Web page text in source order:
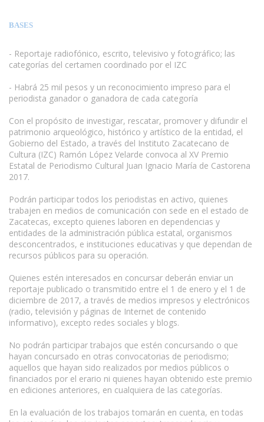
BASES
- Reportaje radiofónico, escrito, televisivo y fotográfico; las
categorías del certamen coordinado por el IZC
- Habrá 25 mil pesos y un reconocimiento impreso para el
periodista ganador o ganadora de cada categoría
Con el propósito de investigar, rescatar, promover y difundir el
patrimonio arqueológico, histórico y artístico de la entidad, el
Gobierno del Estado, a través del Instituto Zacatecano de
Cultura (IZC) Ramón López Velarde convoca al XV Premio
Estatal de Periodismo Cultural Juan Ignacio María de Castorena
2017.
Podrán participar todos los periodistas en activo, quienes
trabajen en medios de comunicación con sede en el estado de
Zacatecas, excepto quienes laboren en dependencias y
entidades de la administración pública estatal, organismos
desconcentrados, e instituciones educativas y que dependan de
recursos públicos para su operación.
Quienes estén interesados en concursar deberán enviar un
reportaje publicado o transmitido entre el 1 de enero y el 1 de
diciembre de 2017, a través de medios impresos y electrónicos
(radio, televisión y páginas de Internet de contenido
informativo), excepto redes sociales y blogs.
No podrán participar trabajos que estén concursando o que
hayan concursado en otras convocatorias de periodismo;
aquellos que hayan sido realizados por medios públicos o
financiados por el erario ni quienes hayan obtenido este premio
en ediciones anteriores, en cualquiera de las categorías.
En la evaluación de los trabajos tomarán en cuenta, en todas